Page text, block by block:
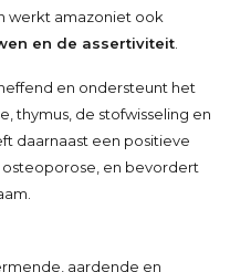
werkt amazoniet ook
en de assertiviteit
en ondersteunt het
thymus, de stofwisseling en
daarnaast een positieve
en bevordert
aardende en